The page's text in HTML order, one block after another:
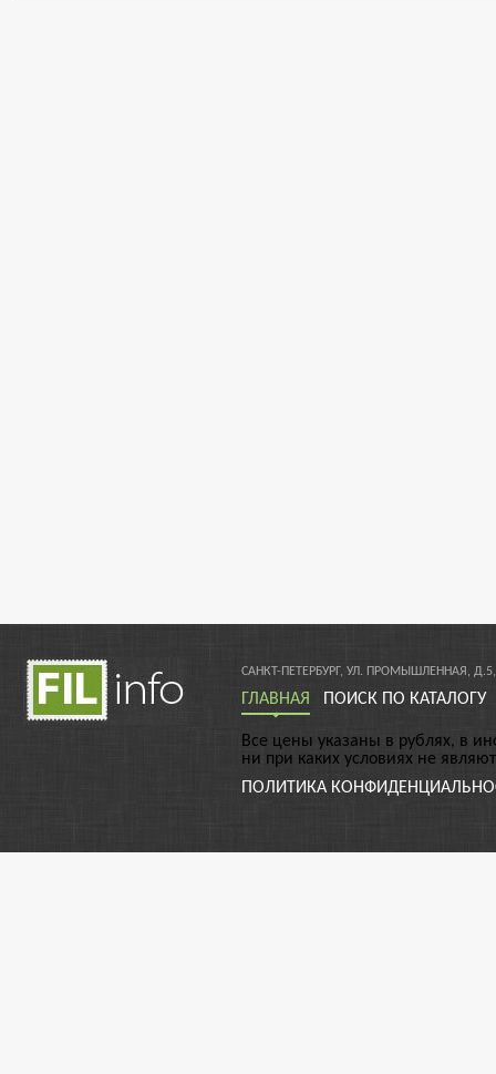
САНКТ-ПЕТЕРБУРГ, УЛ. ПРОМЫШЛЕННАЯ,
ГЛАВНАЯ ПОИСК ПО КАТАЛОГУ
Все цены указаны в рублях, в
ни при каких условиях не
ПОЛИТИКА